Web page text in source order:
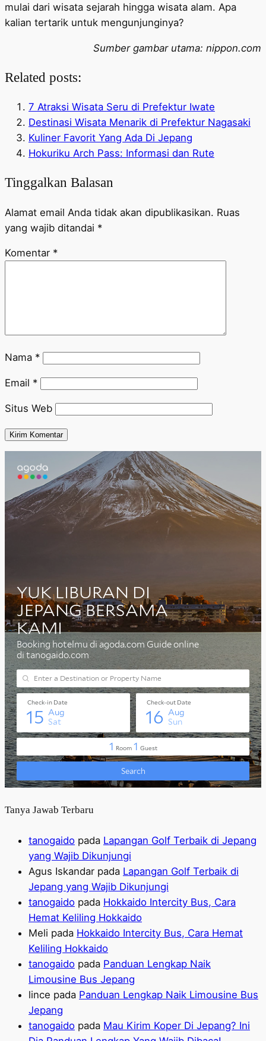
mulai dari wisata sejarah hingga wisata alam. Apa
kalian tertarik untuk mengunjunginya?
Sumber gambar utama: nippon.com
Related posts:
7 Atraksi Wisata Seru di Prefektur Iwate
Destinasi Wisata Menarik di Prefektur Nagasaki
Kuliner Favorit Yang Ada Di Jepang
Hokuriku Arch Pass: Informasi dan Rute
Tinggalkan Balasan
Alamat email Anda tidak akan dipublikasikan. Ruas
yang wajib ditandai *
Komentar *
Nama *
Email *
Situs Web
Tanya Jawab Terbaru
tanogaido pada Lapangan Golf Terbaik di Jepang
yang Wajib Dikunjungi
Agus Iskandar pada Lapangan Golf Terbaik di
Jepang yang Wajib Dikunjungi
tanogaido pada Hokkaido Intercity Bus, Cara
Hemat Keliling Hokkaido
Meli pada Hokkaido Intercity Bus, Cara Hemat
Keliling Hokkaido
tanogaido pada Panduan Lengkap Naik
Limousine Bus Jepang
lince pada Panduan Lengkap Naik Limousine Bus
Jepang
tanogaido pada Mau Kirim Koper Di Jepang? Ini